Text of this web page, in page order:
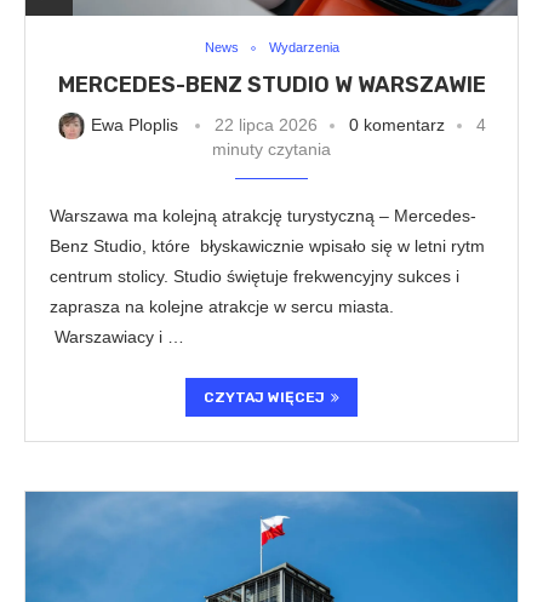
News Wydarzenia
MERCEDES-BENZ STUDIO W WARSZAWIE
Ewa Ploplis 22 lipca 2026 0 komentarz
4
minuty czytania
Warszawa ma kolejną atrakcję turystyczną – Mercedes-
Benz Studio, które błyskawicznie wpisało się w letni rytm
centrum stolicy. Studio świętuje frekwencyjny sukces i
zaprasza na kolejne atrakcje w sercu miasta.
Warszawiacy i …
CZYTAJ WIĘCEJ